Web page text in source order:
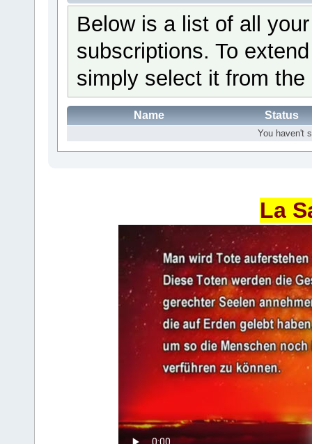
Below is a list of all
subscriptions. To
simply select it from
Name Status
You haven't
La